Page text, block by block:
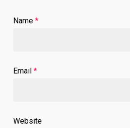
Name *
Email *
Website